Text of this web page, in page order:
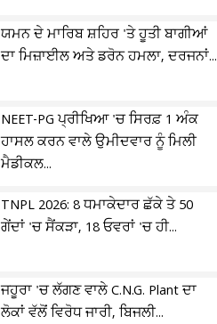
ਯਮਨ ਦੇ ਮਾਰਿਬ ਸ਼ਹਿਰ 'ਤੇ ਹੂਤੀ ਬਾਗੀਆਂ
ਦਾ ਮਿਜ਼ਾਈਲ ਅਤੇ ਡਰੋਨ ਹਮਲਾ, ਦਰਜਨਾਂ...
NEET-PG ਪ੍ਰੀਖਿਆ 'ਚ ਸਿਰਫ਼ 1 ਅੰਕ
ਹਾਸਲ ਕਰਨ ਵਾਲੇ ਉਮੀਦਵਾਰ ਨੂੰ ਮਿਲੀ
ਮੈਡੀਕਲ...
TNPL 2026: 8 ਧਮਾਕੇਦਾਰ ਛੱਕੇ ਤੇ 50
ਗੇਂਦਾਂ 'ਚ ਸੈਂਕੜਾ, 18 ਓਵਰਾਂ 'ਚ ਹੀ...
ਜਹੂਰਾ 'ਚ ਲੱਗਣ ਵਾਲੇ C.N.G. Plant ਦਾ
ਲੋਕਾਂ ਵੱਲੋਂ ਵਿਰੋਧ ਜਾਰੀ, ਬਿਜਲੀ...